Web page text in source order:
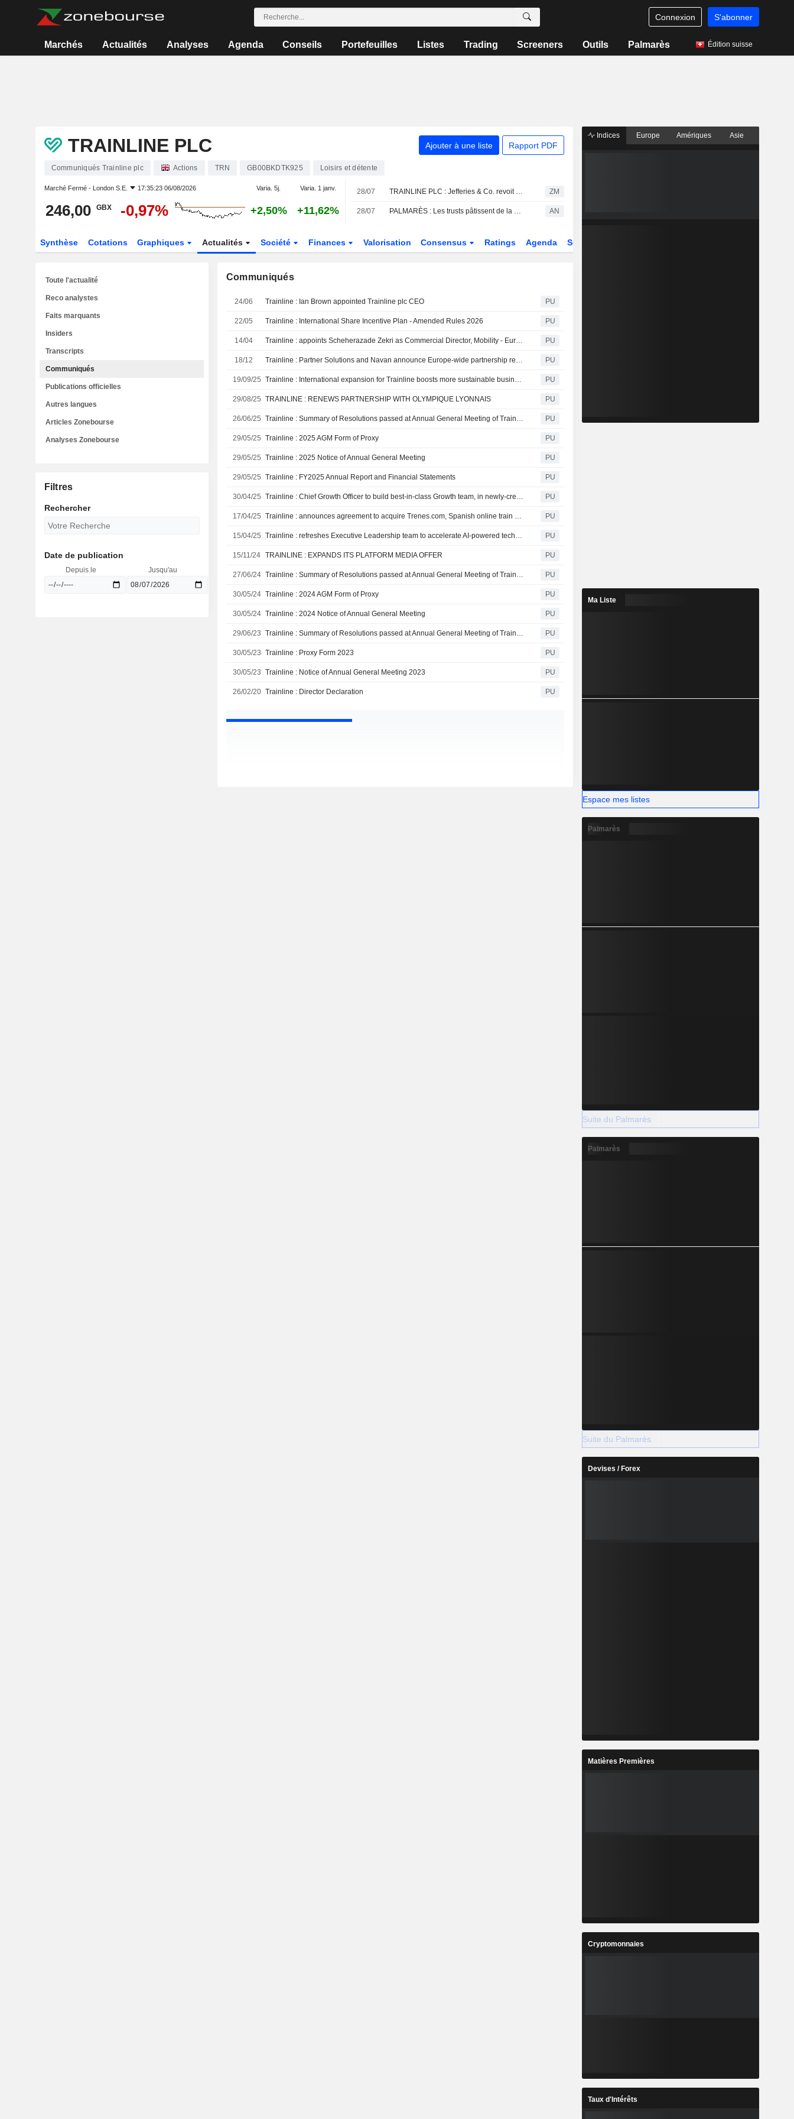
Connexion S'abonner
Marchés Actualités Analyses Agenda Conseils Portefeuilles Listes Trading Screeners Outils Palmarès Édition suisse
TRAINLINE PLC Ajouter à une liste Rapport PDF
Communiqués Trainline plc Actions TRN GB00BKDTK925 Loisirs et détente
Marché Fermé - London S.E. 17:35:23 06/08/2026 Varia. 5j. Varia. 1 janv.
246,00 GBX -0,97% +2,50% +11,62%
28/07 TRAINLINE PLC : Jefferies & Co. revoit son opinion à la hausse ZM
28/07 PALMARÈS : Les trusts pâtissent de la chute des semi-conducteurs ; Unilever et Man Group en hausse AN
Synthèse Cotations Graphiques Actualités Société Finances Valorisation Consensus Ratings Agenda Secteur
Communiqués
24/06 Trainline : Ian Brown appointed Trainline plc CEO PU
22/05 Trainline : International Share Incentive Plan - Amended Rules 2026 PU
14/04 Trainline : appoints Scheherazade Zekri as Commercial Director, Mobility - Europe PU
18/12 Trainline : Partner Solutions and Navan announce Europe-wide partnership renewal following substantial growth PU
19/09/25 Trainline : International expansion for Trainline boosts more sustainable business travel options PU
29/08/25 TRAINLINE : RENEWS PARTNERSHIP WITH OLYMPIQUE LYONNAIS PU
26/06/25 Trainline : Summary of Resolutions passed at Annual General Meeting of Trainline plc PU
29/05/25 Trainline : 2025 AGM Form of Proxy PU
29/05/25 Trainline : 2025 Notice of Annual General Meeting PU
29/05/25 Trainline : FY2025 Annual Report and Financial Statements PU
30/04/25 Trainline : Chief Growth Officer to build best-in-class Growth team, in newly-created role Sakshi Anand, previously VP of Growth and President UK, is appointed as CGO PU
17/04/25 Trainline : announces agreement to acquire Trenes.com, Spanish online train and bus ticket retailer PU
15/04/25 Trainline : refreshes Executive Leadership team to accelerate AI-powered tech and product innovation PU
15/11/24 TRAINLINE : EXPANDS ITS PLATFORM MEDIA OFFER PU
27/06/24 Trainline : Summary of Resolutions passed at Annual General Meeting of Trainline plc PU
30/05/24 Trainline : 2024 AGM Form of Proxy PU
30/05/24 Trainline : 2024 Notice of Annual General Meeting PU
29/06/23 Trainline : Summary of Resolutions passed at Annual General Meeting of Trainline plc PU
30/05/23 Trainline : Proxy Form 2023 PU
30/05/23 Trainline : Notice of Annual General Meeting 2023 PU
26/02/20 Trainline : Director Declaration PU
Toute l'actualité
Reco analystes
Faits marquants
Insiders
Transcripts
Communiqués
Publications officielles
Autres langues
Articles Zonebourse
Analyses Zonebourse
Filtres
Rechercher
Date de publication
Depuis le Jusqu'au
Indices Europe Amériques Asie
Ma Liste
Espace mes listes
Palmarès
Suite du Palmarès
Palmarès
Suite du Palmarès
Devises / Forex
Matières Premières
Cryptomonnaies
Taux d'Intérêts